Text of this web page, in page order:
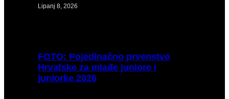
Lipanj 8, 2026
FOTO: Pojedinačno prvenstvo
Hrvatske za mlađe juniore i
juniorke 2026